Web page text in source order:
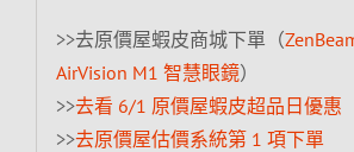
>>去原價屋蝦皮商城下單（
AirVision M1 智慧眼鏡）
>>去看 6/1 原價屋蝦皮超品日優惠
>>去原價屋估價系統第 1 項下單